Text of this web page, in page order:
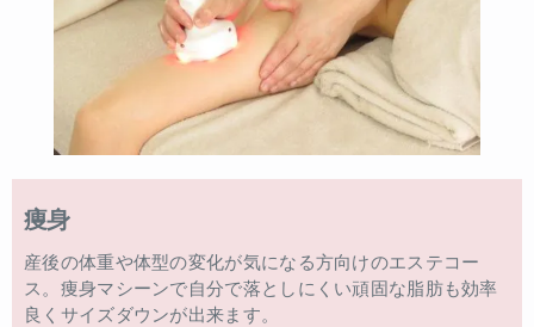
痩身
産後の体重や体型の変化が気になる方向けのエステコー
ス。痩身マシーンで自分で落としにくい頑固な脂肪も効率
良くサイズダウンが出来ます。